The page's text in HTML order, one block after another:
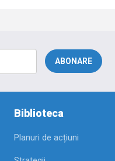
Biblioteca
Planuri de acțiuni